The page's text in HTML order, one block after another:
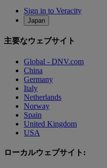
Sign in to Veracity
Japan
主要なウェブサイト
Global - DNV.com
China
Germany
Italy
Netherlands
Norway
Spain
United Kingdom
USA
ローカルウェブサイト: